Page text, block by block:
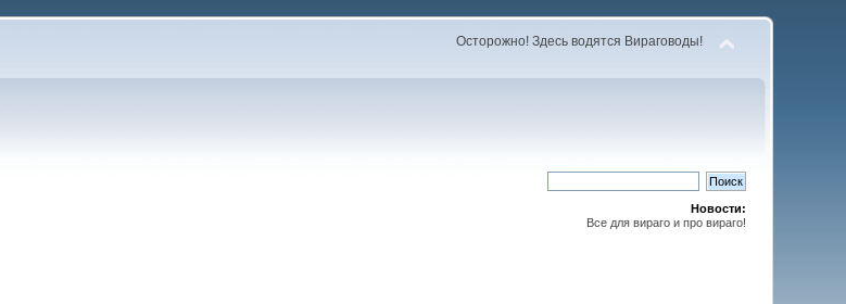
Осторожно! Здесь водятся Вираговоды!
Новости:
Все для вираго и про вираго!